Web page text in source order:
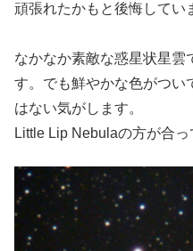
頑張れたかもと後悔してい
なかなか素敵な惑星状星雲
す。でも鮮やかな色がつい
はない気がします。
Little Lip Nebulaの方が合っ